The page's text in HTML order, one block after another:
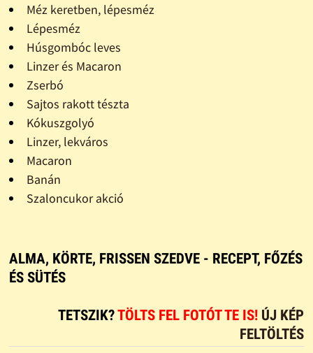
Méz keretben, lépesméz
Lépesméz
Húsgombóc leves
Linzer és Macaron
Zserbó
Sajtos rakott tészta
Kókuszgolyó
Linzer, lekváros
Macaron
Banán
Szaloncukor akció
ALMA, KÖRTE, FRISSEN SZEDVE - RECEPT, FŐZÉS
ÉS SÜTÉS
TETSZIK?TÖLTS FEL FOTÓT TE IS! ÚJ KÉP
FELTÖLTÉS